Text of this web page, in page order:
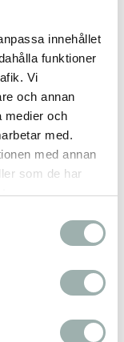
innehållet
funktioner
Vi
och annan
medier och
med.
med annan
som de har